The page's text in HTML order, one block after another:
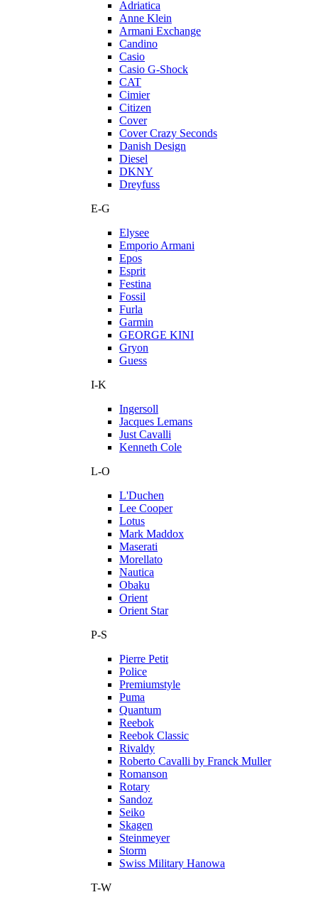
Adriatica
Anne Klein
Armani Exchange
Candino
Casio
Casio G-Shock
CAT
Cimier
Citizen
Cover
Cover Crazy Seconds
Danish Design
Diesel
DKNY
Dreyfuss
E-G
Elysee
Emporio Armani
Epos
Esprit
Festina
Fossil
Furla
Garmin
GEORGE KINI
Gryon
Guess
I-K
Ingersoll
Jacques Lemans
Just Cavalli
Kenneth Cole
L-O
L'Duchen
Lee Cooper
Lotus
Mark Maddox
Maserati
Morellato
Nautica
Obaku
Orient
Orient Star
P-S
Pierre Petit
Police
Premiumstyle
Puma
Quantum
Reebok
Reebok Classic
Rivaldy
Roberto Cavalli by Franck Muller
Romanson
Rotary
Sandoz
Seiko
Skagen
Steinmeyer
Storm
Swiss Military Hanowa
T-W